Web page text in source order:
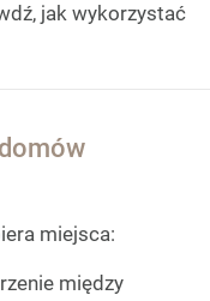
jak wykorzystać
miejsca:
między